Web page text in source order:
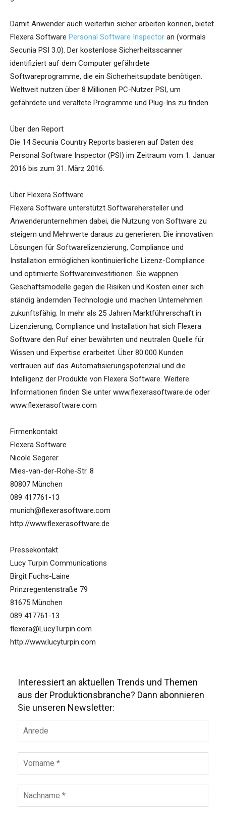
Damit Anwender auch weiterhin sicher arbeiten können, bietet
Flexera Software Personal Software Inspector an (vormals
Secunia PSI 3.0). Der kostenlose Sicherheitsscanner
identifiziert auf dem Computer gefährdete
Softwareprogramme, die ein Sicherheitsupdate benötigen.
Weltweit nutzen über 8 Millionen PC-Nutzer PSI, um
gefährdete und veraltete Programme und Plug-Ins zu finden.
Über den Report
Die 14 Secunia Country Reports basieren auf Daten des
Personal Software Inspector (PSI) im Zeitraum vom 1. Januar
2016 bis zum 31. März 2016.
Über Flexera Software
Flexera Software unterstützt Softwarehersteller und
Anwenderunternehmen dabei, die Nutzung von Software zu
steigern und Mehrwerte daraus zu generieren. Die innovativen
Lösungen für Softwarelizenzierung, Compliance und
Installation ermöglichen kontinuierliche Lizenz-Compliance
und optimierte Softwareinvestitionen. Sie wappnen
Geschäftsmodelle gegen die Risiken und Kosten einer sich
ständig ändernden Technologie und machen Unternehmen
zukunftsfähig. In mehr als 25 Jahren Marktführerschaft in
Lizenzierung, Compliance und Installation hat sich Flexera
Software den Ruf einer bewährten und neutralen Quelle für
Wissen und Expertise erarbeitet. Über 80.000 Kunden
vertrauen auf das Automatisierungspotenzial und die
Intelligenz der Produkte von Flexera Software. Weitere
Informationen finden Sie unter www.flexerasoftware.de oder
www.flexerasoftware.com
Firmenkontakt
Flexera Software
Nicole Segerer
Mies-van-der-Rohe-Str. 8
80807 München
089 417761-13
munich@flexerasoftware.com
http://www.flexerasoftware.de
Pressekontakt
Lucy Turpin Communications
Birgit Fuchs-Laine
Prinzregentenstraße 79
81675 München
089 417761-13
flexera@LucyTurpin.com
http://www.lucyturpin.com
Interessiert an aktuellen Trends und Themen
aus der Produktionsbranche? Dann abonnieren
Sie unseren Newsletter: